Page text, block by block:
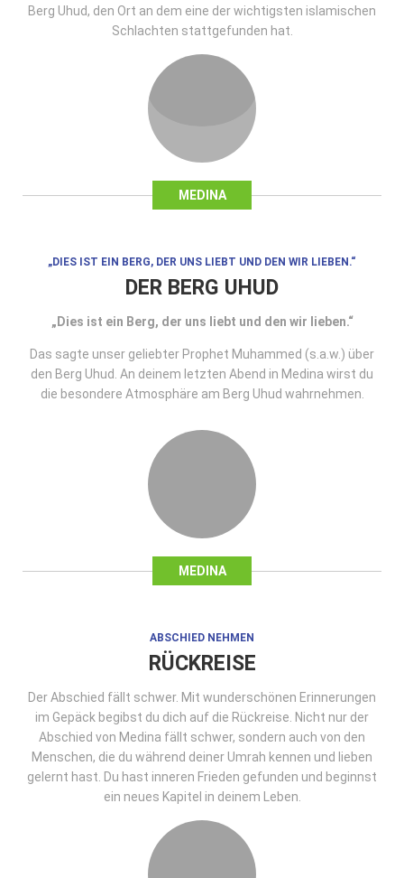
MEDINA
Berg Uhud, den Ort an dem eine der wichtigsten islamischen
Schlachten stattgefunden hat.
MEDINA
„DIES IST EIN BERG, DER UNS LIEBT UND DEN WIR LIEBEN.“
DER BERG UHUD
„Dies ist ein Berg, der uns liebt und den wir lieben.“
Das sagte unser geliebter Prophet Muhammed (s.a.w.) über
den Berg Uhud. An deinem letzten Abend in Medina wirst du
die besondere Atmosphäre am Berg Uhud wahrnehmen.
ABSCHIED NEHMEN
RÜCKREISE
Der Abschied fällt schwer. Mit wunderschönen Erinnerungen
im Gepäck begibst du dich auf die Rückreise. Nicht nur der
Abschied von Medina fällt schwer, sondern auch von den
Menschen, die du während deiner Umrah kennen und lieben
gelernt hast. Du hast inneren Frieden gefunden und beginnst
ein neues Kapitel in deinem Leben.